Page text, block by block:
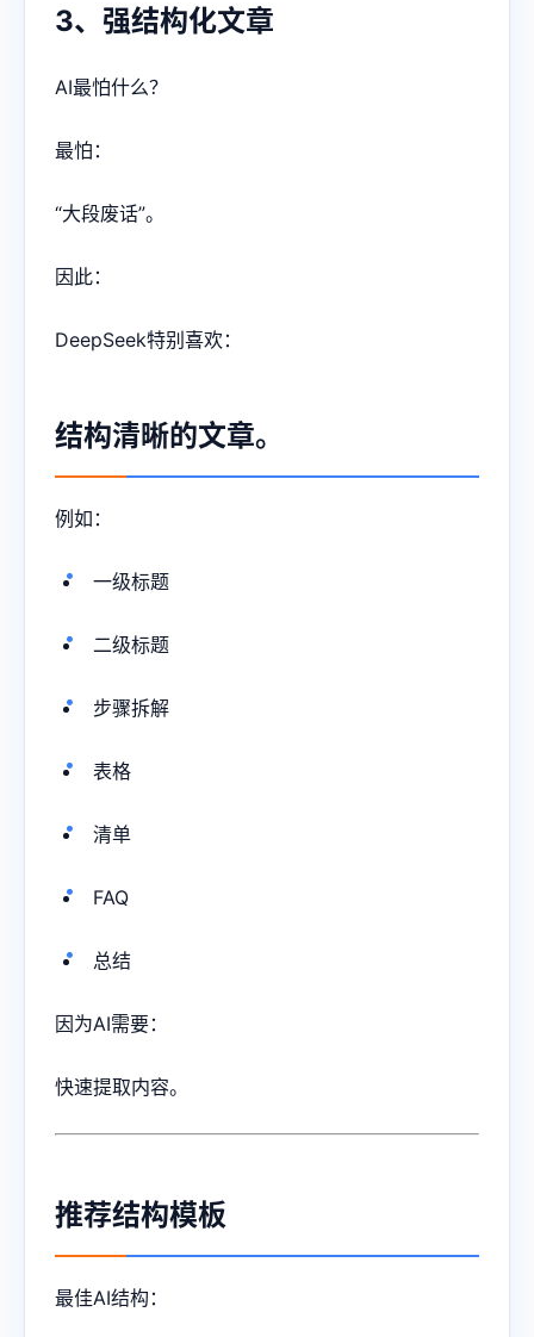
3、强结构化文章
AI最怕什么？
最怕：
“大段废话”。
因此：
DeepSeek特别喜欢：
结构清晰的文章。
例如：
一级标题
二级标题
步骤拆解
表格
清单
FAQ
总结
因为AI需要：
快速提取内容。
推荐结构模板
最佳AI结构：